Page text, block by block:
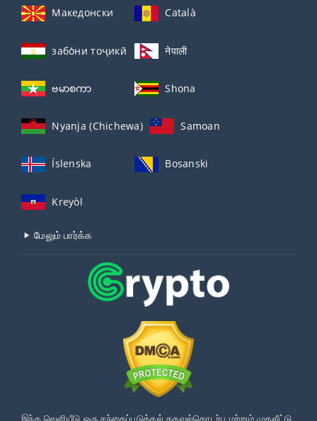
Македонски Català
забо́ни тоҷикӣ́ नेपाली
ဗမာစကာ Shona
Nyanja (Chichewa) Samoan
Íslenska Bosanski
Kreyòl
மேலும் பார்க்க
இந்த வெளியீடு ஒரு சந்தைப்படுத்தல் தகவல்தொடர்பு மற்றும் முதலீட்டு